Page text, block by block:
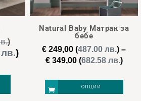
options
be
chosen
on
product
)
)Текущата
€ 167,50.
Natural Baby Матрак за
бебе
€ 249,00 (487.00 лв.) –
€349,00(682.58 лв.)
€
ОПЦИИ